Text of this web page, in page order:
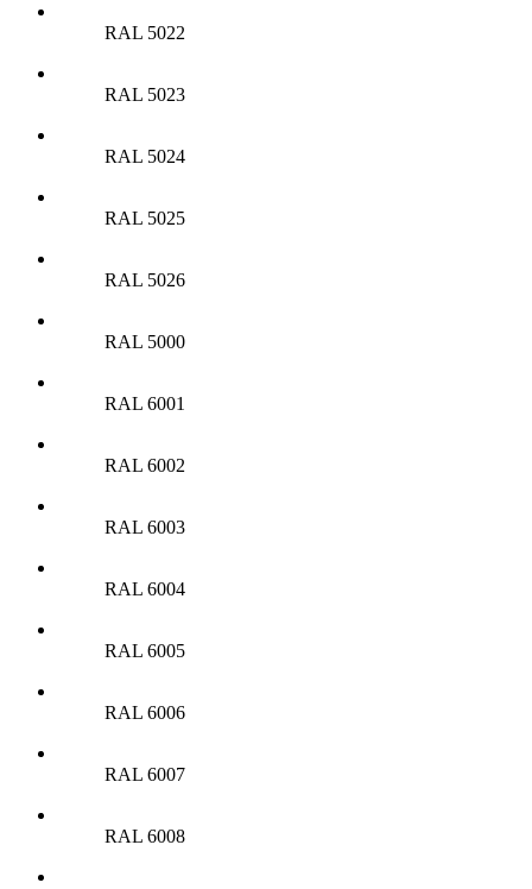
RAL 5022
RAL 5023
RAL 5024
RAL 5025
RAL 5026
RAL 5000
RAL 6001
RAL 6002
RAL 6003
RAL 6004
RAL 6005
RAL 6006
RAL 6007
RAL 6008